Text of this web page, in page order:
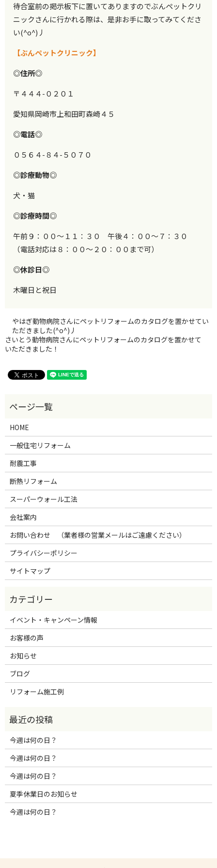
待合室前の掲示板下に置いてありますのでぶんペットクリ
ニックさんに行かれる際は、是非お手に取ってみてくださ
い(^o^)丿
【ぶんペットクリニック】
◎住所◎
〒４４４-０２０１
愛知県岡崎市上和田町森崎４５
◎電話◎
０５６４-８４-５０７０
◎診療動物◎
犬・猫
◎診療時間◎
午前９：００～１１：３０ 午後４：００～７：３０
（電話対応は８：００～２０：００まで可）
◎休診日◎
木曜日と祝日
やはぎ動物病院さんにペットリフォームのカタログを置かせてい
ただきました(^o^)丿
さいとう動物病院さんにペットリフォームのカタログを置かせて
いただきました！
HOME
一般住宅リフォーム
耐震工事
断熱リフォーム
スーパーウォール工法
会社案内
お問い合わせ （業者様の営業メールはご遠慮ください）
プライバシーポリシー
サイトマップ
イベント・キャンペーン情報
お客様の声
お知らせ
ブログ
リフォーム施工例
今週は何の日？
今週は何の日？
今週は何の日？
夏季休業日のお知らせ
今週は何の日？